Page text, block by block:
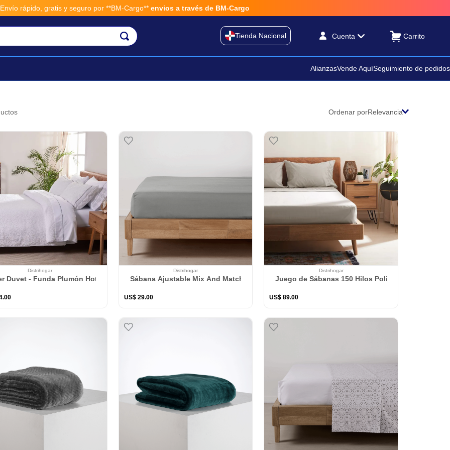
por **BM-Cargo** envios a través de BM-Cargo
Tienda Nacional Cuenta
AlianzasVende AquíSeguimiento de pedidos
Ordenar porRelevancia
Distrihogar
Cover Duvet - Funda Plumón Hotel Experience Polialgodón Jacquard Coastal
.00
Distrihogar
Sábana Ajustable Mix And Match 150 Hilos Polialgodón Gris
US$ 29.00
Distrihogar
Juego de Sábanas 150 Hilos Polialgodón Aria
US$ 89.00